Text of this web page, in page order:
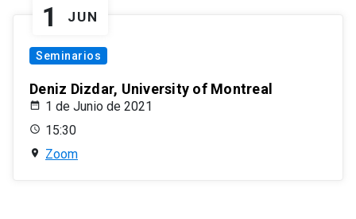
1 JUN
Seminarios
Deniz Dizdar, University of Montreal
1 de Junio de 2021
15:30
Zoom